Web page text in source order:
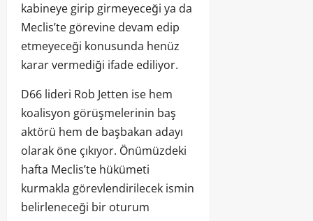
kabineye girip girmeyeceği ya da
Meclis’te görevine devam edip
etmeyeceği konusunda henüz
karar vermediği ifade ediliyor.
D66 lideri Rob Jetten ise hem
koalisyon görüşmelerinin baş
aktörü hem de başbakan adayı
olarak öne çıkıyor. Önümüzdeki
hafta Meclis’te hükümeti
kurmakla görevlendirilecek ismin
belirleneceği bir oturum